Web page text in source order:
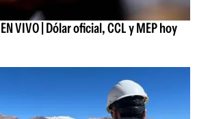
VIVO | Dólar oficial, CCL y MEP hoy